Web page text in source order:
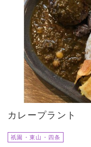
カレープラント
祇園・東山・四条